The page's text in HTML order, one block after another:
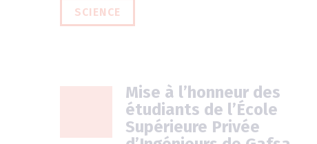
SCIENCE
Mise à l’honneur des
étudiants de l’École
Supérieure Privée